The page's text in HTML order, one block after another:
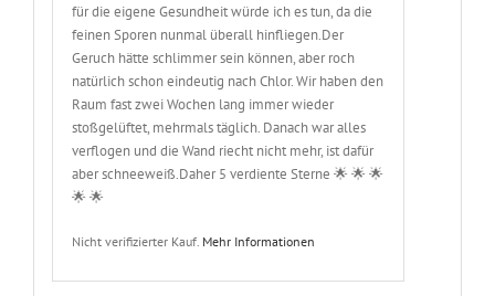
für die eigene Gesundheit würde ich es tun, da die
feinen Sporen nunmal überall hinfliegen.Der
Geruch hätte schlimmer sein können, aber roch
natürlich schon eindeutig nach Chlor. Wir haben den
Raum fast zwei Wochen lang immer wieder
stoßgelüftet, mehrmals täglich. Danach war alles
verflogen und die Wand riecht nicht mehr, ist dafür
aber schneeweiß.Daher 5 verdiente Sterne 🌟 🌟 🌟
🌟 🌟
Nicht verifizierter Kauf. Mehr Informationen